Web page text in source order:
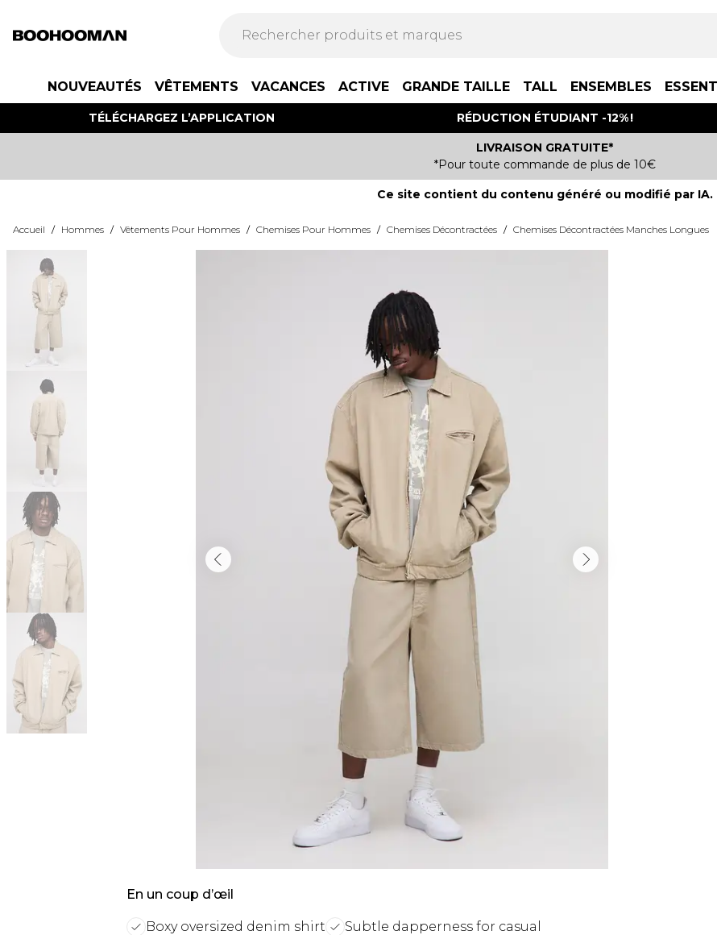
NOUVEAUTÉS VÊTEMENTS VACANCES ACTIVE GRANDE TAILLE TALL ENSEMBLES
TÉLÉCHARGEZ L’APPLICATION RÉDUCTION ÉTUDIANT -12% !
LIVRAISON GRATUITE*
*Pour toute commande de plus de 10€
Ce site contient du contenu généré ou modifié par IA.
Accueil / Hommes / Vêtements Pour Hommes / Chemises Pour Hommes / Chemises Décontractées / Chemises Décontractées Manches Longues
En un coup d’œil
Boxy oversized denim shirt
Subtle dapperness for casual